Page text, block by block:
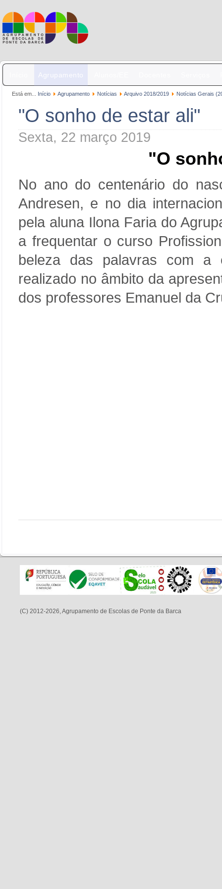
Agrupamento
Está em... Início Agrupamento Notícias Arquivo 2018/2019 Notícias Gerais
"O sonho de estar ali"
Sexta, 22 março 2019
"O
No ano do centenário do
Andresen, e no dia
pela aluna Ilona Faria do
a frequentar o curso
beleza das palavras com a
realizado no âmbito da
dos professores Emanuel da
(C) 2012-2026, Agrupamento de Escolas de Ponte da Barca